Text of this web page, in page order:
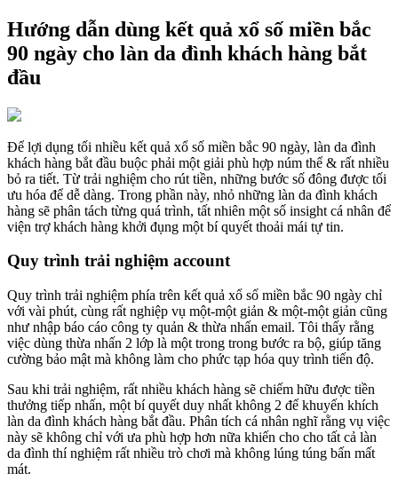
Hướng dẫn dùng kết quả xổ số miền bắc
90 ngày cho làn da đình khách hàng bắt
đầu
Để lợi dụng tối nhiều kết quả xổ số miền bắc 90 ngày, làn da đình
khách hàng bắt đầu buộc phải một giải phù hợp núm thể & rất nhiều
bỏ ra tiết. Từ trải nghiệm cho rút tiền, những bước số đông được tối
ưu hóa để dễ dàng. Trong phần này, nhỏ những làn da đình khách
hàng sẽ phân tách từng quá trình, tất nhiên một số insight cá nhân để
viện trợ khách hàng khởi đụng một bí quyết thoải mái tự tin.
Quy trình trải nghiệm account
Quy trình trải nghiệm phía trên kết quả xổ số miền bắc 90 ngày chỉ
với vài phút, cùng rất nghiệp vụ một-một giản & một-một giản cũng
như nhập báo cáo công ty quản & thừa nhấn email. Tôi thấy rằng
việc dùng thừa nhấn 2 lớp là một trong trong bước ra bộ, giúp tăng
cường bảo mật mà không làm cho phức tạp hóa quy trình tiến độ.
Sau khi trải nghiệm, rất nhiều khách hàng sẽ chiếm hữu được tiền
thưởng tiếp nhấn, một bí quyết duy nhất không 2 để khuyến khích
làn da đình khách hàng bắt đầu. Phân tích cá nhân nghĩ rằng vụ việc
này sẽ không chỉ với ưa phù hợp hơn nữa khiến cho cho tất cả làn
da đình thí nghiệm rất nhiều trò chơi mà không lúng túng bấn mất
mát.